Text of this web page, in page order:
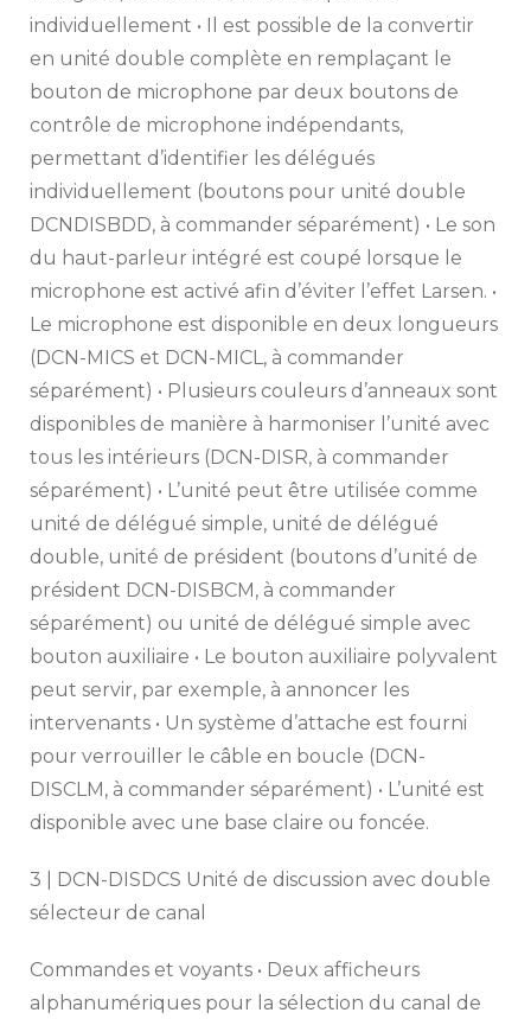
individuellement • Il est possible de la convertir
en unité double complète en remplaçant le
bouton de microphone par deux boutons de
contrôle de microphone indépendants,
permettant d’identifier les délégués
individuellement (boutons pour unité double
DCNDISBDD, à commander séparément) • Le son
du haut-parleur intégré est coupé lorsque le
microphone est activé afin d’éviter l’effet Larsen. •
Le microphone est disponible en deux longueurs
(DCN-MICS et DCN-MICL, à commander
séparément) • Plusieurs couleurs d’anneaux sont
disponibles de manière à harmoniser l’unité avec
tous les intérieurs (DCN-DISR, à commander
séparément) • L’unité peut être utilisée comme
unité de délégué simple, unité de délégué
double, unité de président (boutons d’unité de
président DCN-DISBCM, à commander
séparément) ou unité de délégué simple avec
bouton auxiliaire • Le bouton auxiliaire polyvalent
peut servir, par exemple, à annoncer les
intervenants • Un système d’attache est fourni
pour verrouiller le câble en boucle (DCN-
DISCLM, à commander séparément) • L’unité est
disponible avec une base claire ou foncée.
3 | DCN-DISDCS Unité de discussion avec double
sélecteur de canal
Commandes et voyants • Deux afficheurs
alphanumériques pour la sélection du canal de